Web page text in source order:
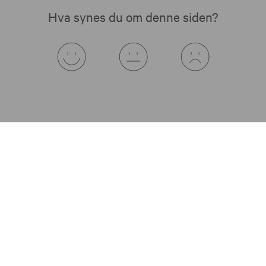
Hva synes du om denne siden?